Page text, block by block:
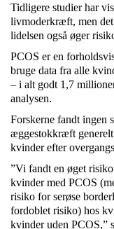
Tidligere studier har
livmoderkræft, men
lidelsen også øger
PCOS er en
bruge data fra alle
– i alt godt 1,7
analysen.
Forskerne fandt ingen
æggestokkræft
kvinder efter
”Vi fandt en øget
kvinder med PCOS
risiko for serøse
fordoblet risiko) hos
kvinder uden PCOS,”